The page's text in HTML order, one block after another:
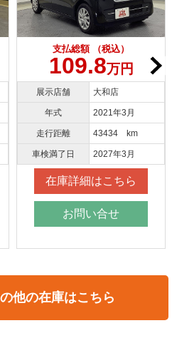
支払総額 （税込）
109.8万円
展示店舗 大和店
年式 2021年3月
走行距離 43434 km
車検満了日 2027年3月
在庫詳細はこちら
お問い合せ
他の在庫はこちら